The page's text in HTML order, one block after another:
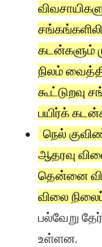
கடன்களும்
நிலம்
கூட்டுறவு
பயிர்க்
நெல்
ஆதரவு
தென்னை
விலை
பல்வேறு
உள்ளன.